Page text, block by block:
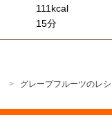
111kcal
15分
グレープフルーツのレ